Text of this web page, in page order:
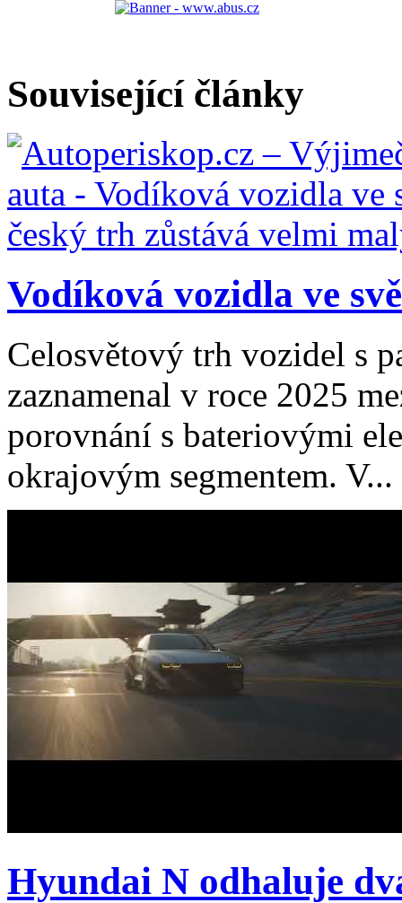
Související články
Vodíková vozidla ve
Celosvětový trh vozidel s
zaznamenal v roce 2025
porovnání s bateriovými
okrajovým segmentem. V...
Hyundai N odhaluje